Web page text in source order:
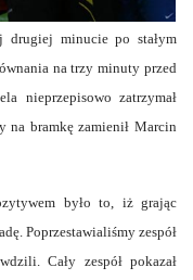
drugiej minucie po stałym
na trzy minuty przed
nieprzepisowo zatrzymał
na bramkę zamienił Marcin
było to, iż grając
Poprzestawialiśmy zespół
Cały zespół pokazał